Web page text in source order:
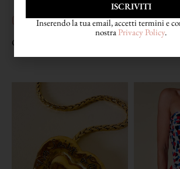
CONDIZIONI
Condizioni eccellenti
ISCRIVITI
Inserendo la tua email, accetti termini e
nostra Privacy Policy.